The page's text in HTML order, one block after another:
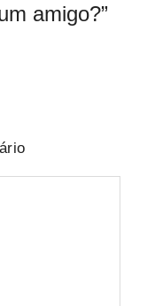
amigo?”